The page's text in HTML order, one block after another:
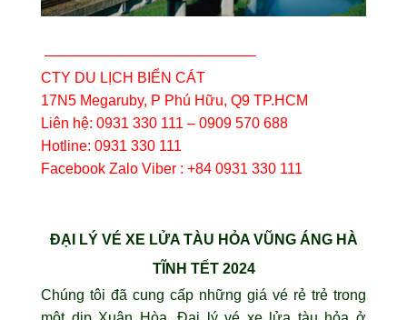
——————————————–
CTY DU LỊCH BIỂN CÁT
17N5 Megaruby, P Phú Hữu, Q9 TP.HCM
Liên hệ: 0931 330 111 – 0909 570 688
Hotline: 0931 330 111
Facebook Zalo Viber : +84 0931 330 111
ĐẠI LÝ VÉ XE LỬA TÀU HỎA VŨNG ÁNG HÀ
TĨNH TẾT 2024
Chúng tôi đã cung cấp những giá vé rẻ trẻ trong